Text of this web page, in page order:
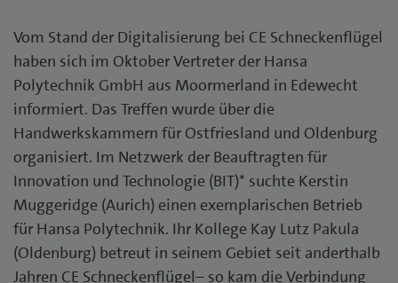
Vom Stand der Digitalisierung bei CE Schneckenflügel
haben sich im Oktober Vertreter der Hansa
Polytechnik GmbH aus Moormerland in Edewecht
informiert. Das Treffen wurde über die
Handwerkskammern für Ostfriesland und Oldenburg
organisiert. Im Netzwerk der Beauftragten für
Innovation und Technologie (BIT)* suchte Kerstin
Muggeridge (Aurich) einen exemplarischen Betrieb
für Hansa Polytechnik. Ihr Kollege Kay Lutz Pakula
(Oldenburg) betreut in seinem Gebiet seit anderthalb
Jahren CE Schneckenflügel– so kam die Verbindung